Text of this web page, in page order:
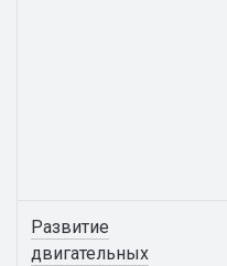
Развитие
двигательных